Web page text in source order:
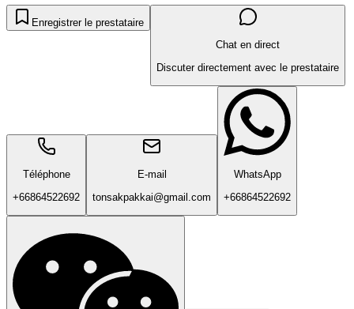
Enregistrer le prestataire
Chat en direct
Discuter directement avec le prestataire
Téléphone
+66864522692
E-mail
tonsakpakkai@gmail.com
WhatsApp
+66864522692